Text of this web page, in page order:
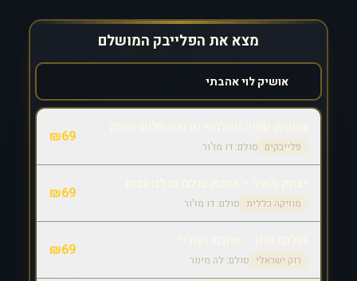
מצא את הפלייבק המושלם
פלייבקים סולם: דו מז'ור
₪69
מוזיקה כללית סולם: דו מז'ור
₪69
רוק ישראלי סולם: לה מינור
₪69